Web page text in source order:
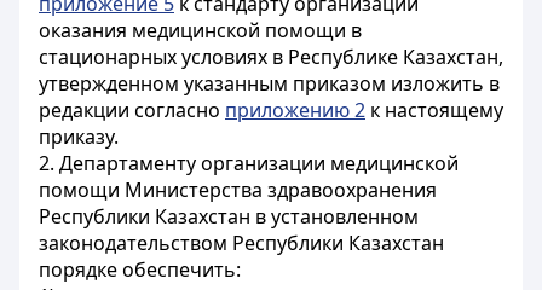
оказания медицинской помощи в
стационарных условиях в Республике Казахстан,
утвержденном указанным приказом изложить в
редакции согласно приложению 2 к настоящему
приказу.
2. Департаменту организации медицинской
помощи Министерства здравоохранения
Республики Казахстан в установленном
законодательством Республики Казахстан
порядке обеспечить: